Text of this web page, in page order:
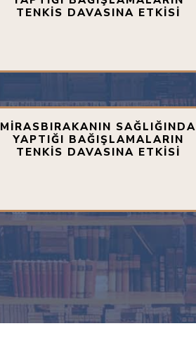
TENKİS DAVASINA ETKİSİ
MİRASBIRAKANIN SAĞLIĞINDA
YAPTIĞI BAĞIŞLAMALARIN
TENKİS DAVASINA ETKİSİ